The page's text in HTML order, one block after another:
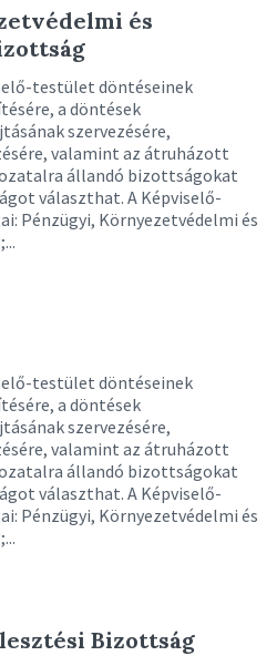
és
testület döntéseinek
a döntések
szervezésére,
valamint az átruházott
állandó bizottságokat
választhat. A Képviselő-
Pénzügyi, Környezetvédelmi és
testület döntéseinek
a döntések
szervezésére,
valamint az átruházott
állandó bizottságokat
választhat. A Képviselő-
Pénzügyi, Környezetvédelmi és
Bizottság